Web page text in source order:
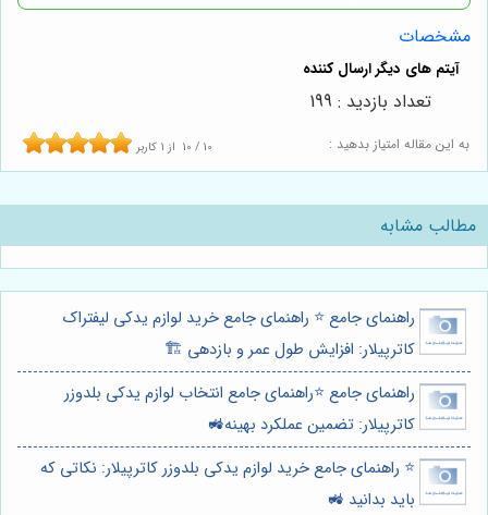
مشخصات
به این مقاله امتیاز بدهید : 10 / 10 از 1 کاربر
تعداد بازدید : 199
مطالب مشابه
راهنمای جامع ⭐️ راهنمای جامع خرید لوازم یدکی لیفتراک
کاترپیلار: افزایش طول عمر و بازدهی 🏗️
راهنمای جامع ⭐️راهنمای جامع انتخاب لوازم یدکی بلدوزر
کاترپیلار: تضمین عملکرد بهینه🚜
⭐️ راهنمای جامع خرید لوازم یدکی بلدوزر کاترپیلار: نکاتی که
باید بدانید 🚜